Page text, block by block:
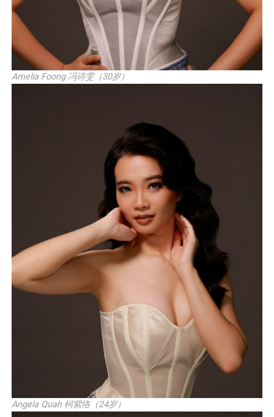
Amelia Foong 冯诗雯（30岁）
Angela Quah 柯紫络（24岁）